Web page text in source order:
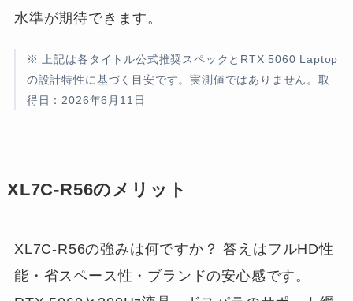
水準が期待できます。
※ 上記は各タイトル公式推奨スペックとRTX 5060 Laptop
の設計特性に基づく目安です。実測値ではありません。取
得日：2026年6月11日
XL7C-R56のメリット
XL7C-R56の強みは何ですか？ 答えはフルHD性
能・省スペース性・ブランドの安心感です。